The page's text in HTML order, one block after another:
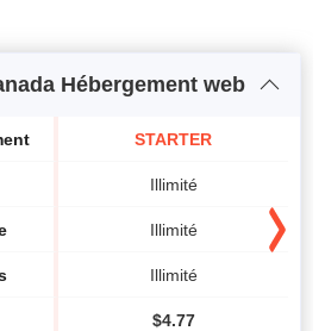
Hébergement web
STARTER
Illimité
Illimité
Illimité
$4.77